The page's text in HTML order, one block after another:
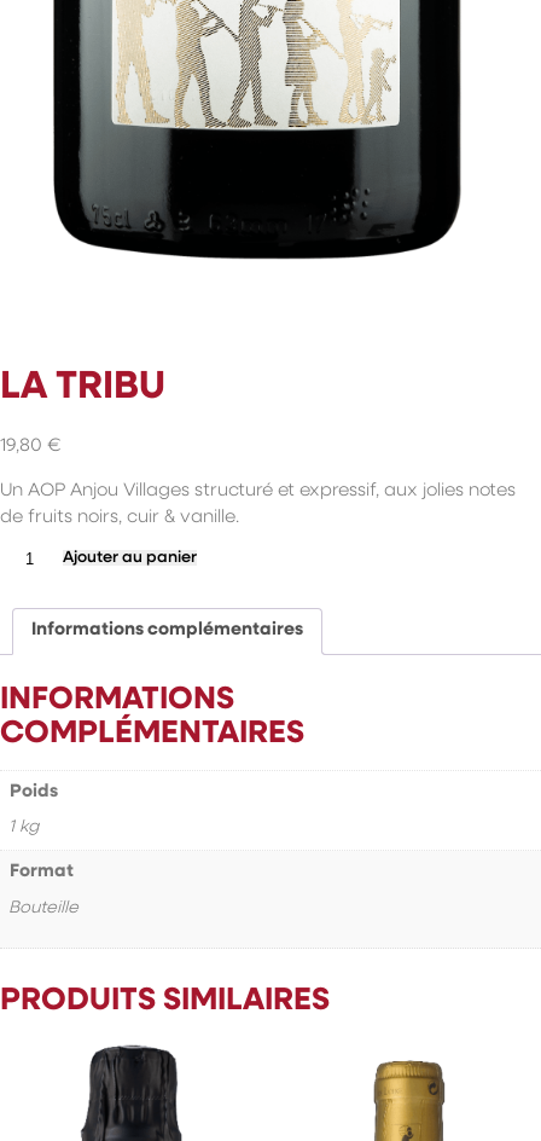
LA TRIBU
19,80 €
Un AOP Anjou Villages structuré et expressif, aux jolies notes
de fruits noirs, cuir & vanille.
quantité
Tribu
Ajouter au panier
Informations complémentaires
INFORMATIONS
COMPLÉMENTAIRES
Poids
1 kg
Format
Bouteille
PRODUITS SIMILAIRES